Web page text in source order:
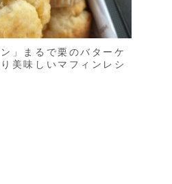
ン」まるで栗のバターケ
美味しいマフィンレシ